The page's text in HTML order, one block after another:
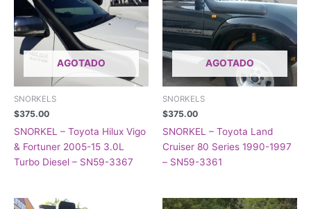
AGOTADO
SNORKELS
$375.00
SNORKEL – Toyota Hilux Vigo
& Fortuner 2005-15 3.0L
Turbo Diesel – SN59-3367
AGOTADO
SNORKELS
$375.00
SNORKEL – Toyota Land
Cruiser 80 Series 1990-1997
– SN59-3361